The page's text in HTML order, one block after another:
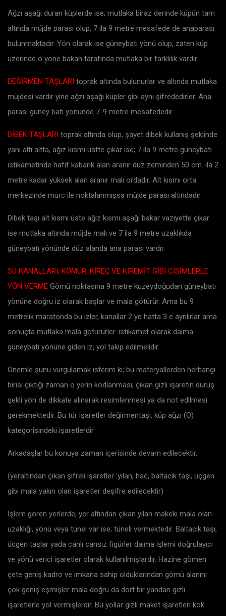
Ağzı aşağı duran küplerde ise; mutlaka biraz derinde küpün tam
altında müjde parası olup, 7 ila 9 metre mesafede de anaparası
bulunmaktadır. Yön olarak ise güneybatı yönü olup, zaten küp
üzerinde o yöne bakan tarafında mutlaka bir farklılık vardır.
DEĞİRMEN TAŞLARI toprak altında bulunurlar ve altında mutlaka
müjdesi vardır yine ağzı aşağı küpler gibi aynı şifrededirler. Ana
parası güney batı yönünde 7-9 metre mesafededir.
DİBEK TAŞLARI toprak altında olup, şayet dibek kullanış şeklinde
yani altı altta, ağız kısmı üstte çıkar ise; 7 ila 9 metre güneybatı
istikametinde hafif kabarık alan aranır düz zeminden 50 cm. ila 2
metre kadar yüksek alan aranır malı ordadır. Alt kısmı orta
merkezinde murc ile noktalanmışsa müjde parası altındadır.
Dibek taşı alt kısmı üste ağiz kısmı aşağı bakar vaziyette çıkar
ise mutlaka altında müjde malı ve 7 ila 9 metre uzaklıkda
güneybatı yönünde düz alanda ana parası vardır.
SU KANALLARI, KÖMÜR, KİREÇ VE KİREMİT GİBİ CİSİMLERLE
YÖN VERME Gömü noktasına 9 metre kuzeydoğudan güneybatı
yönüne doğru iz olarak başlar ve mala götürür. Ama bu 9
metrelik maratonda bu izler, kanallar 2 ye hatta 3 e ayrılırlar ama
sonuçta mutlaka mala götürürler. istikamet olarak daima
güneybatı yönüne giden iz, yol takip edilmelidir.
Önemle şunu vurgulamak isterim ki; bu materyallerden herhangi
birisi çıktığı zaman o yerin kodlanması, çıkan gizli işaretin duruş
şekli yön de dikkate alınarak resimlenmesi ya da not edilmesi
gerekmektedir. Bu tür işaretler değirmentaşı, küp ağzı (O)
kategorisindeki işaretlerdir.
Arkadaşlar bu konuya zaman içerisinde devam edilecektir.
(yeraltından çıkan şifreli işaretler ‘yılan, hac, baltacık taşı, üçgen
gibi mala yakın olan işaretler deşifre edilecektir)
İşlem gören yerlerde, yer altından çıkan yılan makeki mala olan
uzaklığı, yönü veya tünel var ise; tüneli vermektedir. Baltacık taşı,
ücgen taşlar yada canlı cansız figürler daima işlemi doğrulayıcı
ve yönü verici işaretler olarak kullanılmışlardır. Hazine gömen
çete geniş kadro ve imkana sahip olduklarından gömü alanını
çok geniş eşmişler mala doğru da dört bir yandan gizli
işaretlerle yol vermişlerdir. Bu yollar gizli maket işaretleri kök